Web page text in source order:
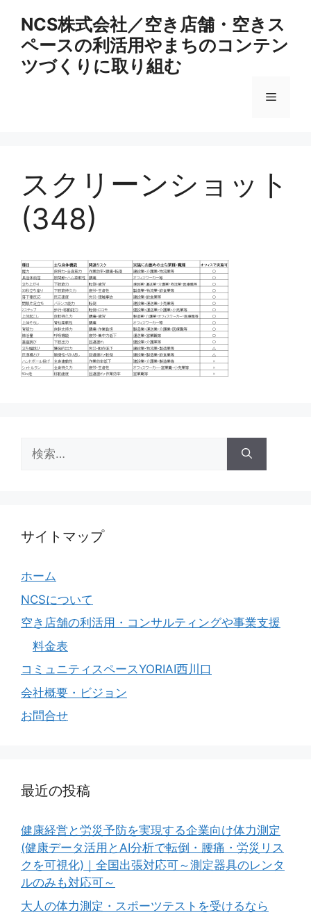
NCS株式会社／空き店舗・空きス
ペースの利活用やまちのコンテン
ツづくりに取り組む
メ
ュ
スクリーンショット
(348)
索:
サイトマップ
ホーム
NCSについて
空き店舗の利活用・コンサルティングや事業支援
料金表
コミュニティスペースYORIAI西川口
会社概要・ビジョン
お問合せ
最近の投稿
健康経営と労災予防を実現する企業向け体力測定
(健康データ活用とAI分析で転倒・腰痛・労災リス
クを可視化)｜全国出張対応可～測定器具のレンタ
ルのみも対応可～
大人の体力測定・スポーツテストを受けるなら